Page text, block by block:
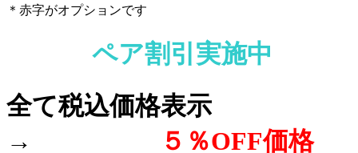
＊赤字がオプションです
ペア割引実施中
全て税込価格表示
→
５％OFF価格